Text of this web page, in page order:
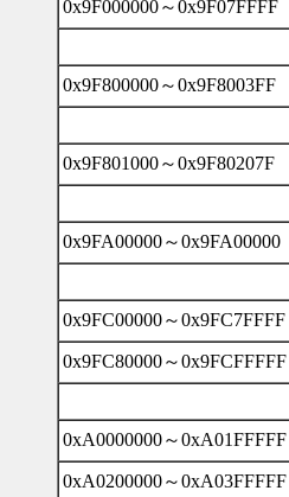
0x9F000000～0x9F07FFFF
0x9F800000～0x9F8003FF
0x9F801000～0x9F80207F
0x9FA00000～0x9FA00000
0x9FC00000～0x9FC7FFFF
0x9FC80000～0x9FCFFFFF
0xA0000000～0xA01FFFFF
0xA0200000～0xA03FFFFF